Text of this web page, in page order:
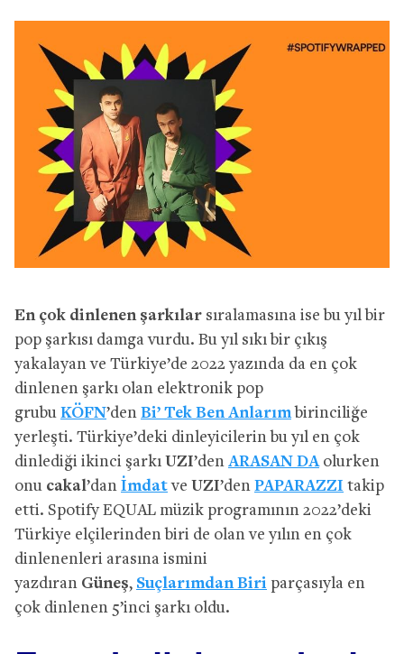
En çok dinlenen şarkılar sıralamasına ise bu yıl bir
pop şarkısı damga vurdu. Bu yıl sıkı bir çıkış
yakalayan ve Türkiye’de 2022 yazında da en çok
dinlenen şarkı olan elektronik pop
grubu KÖFN’den Bi’ Tek Ben Anlarımbirinciliğe
yerleşti. Türkiye’deki dinleyicilerin bu yıl en çok
dinlediği ikinci şarkı UZI’den ARASAN DAolurken
onu cakal’dan İmdat ve UZI’den PAPARAZZI takip
etti. Spotify EQUAL müzik programının 2022’deki
Türkiye elçilerinden biri de olan ve yılın en çok
dinlenenleri arasına ismini
yazdıran Güneş, Suçlarımdan Biri parçasıyla en
çok dinlenen 5’inci şarkı oldu.